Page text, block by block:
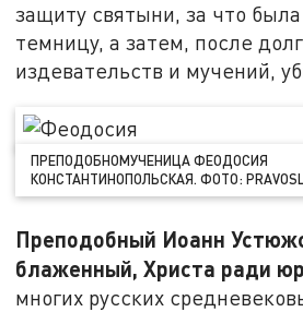
защиту святыни, за что
темницу, а затем, после
издевательств и мучений,
ПРЕПОДОБНОМУЧЕНИЦА ФЕОДОСИЯ
КОНСТАНТИНОПОЛЬСКАЯ. ФОТО:
Преподобный Иоанн
блаженный, Христа ради
многих русских